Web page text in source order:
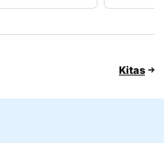
Kitas